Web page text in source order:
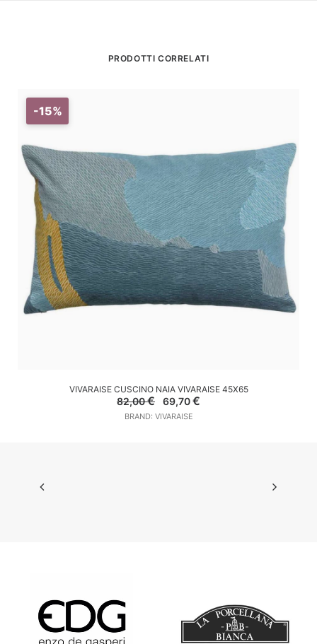
PRODOTTI CORRELATI
-15%
AGGIUNGI AL CARRELLO
VIVARAISE CUSCINO NAIA VIVARAISE 45X65
82,00€
Il
prezzo
originale
69,70€Il
BRAND: VIVARAISE